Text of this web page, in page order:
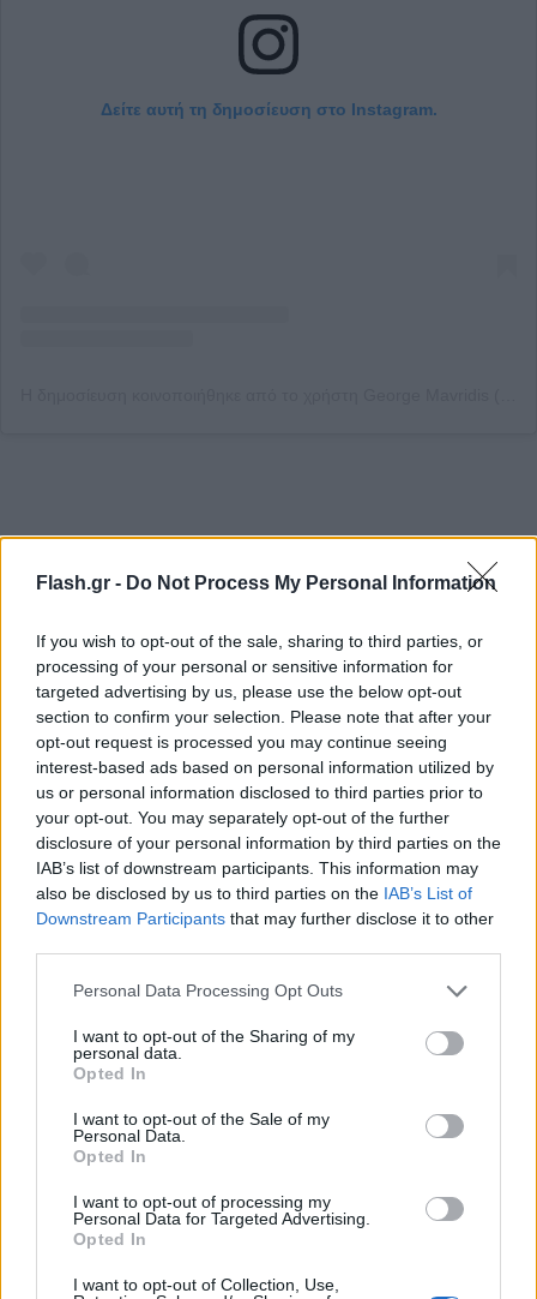
Flash.gr - Do Not Process My Personal Information
If you wish to opt-out of the sale, sharing to third parties, or
processing of your personal or sensitive information for
targeted advertising by us, please use the below opt-out
section to confirm your selection. Please note that after your
opt-out request is processed you may continue seeing
interest-based ads based on personal information utilized by
us or personal information disclosed to third parties prior to
your opt-out. You may separately opt-out of the further
disclosure of your personal information by third parties on the
IAB’s list of downstream participants. This information may
also be disclosed by us to third parties on the IAB’s List of
Downstream Participants that may further disclose it to other
Please note that this website/app uses one or more Google
not limited to your visit or usage behaviour. You may click to
grant or deny consent to Google and its third-party tags to
use your data for below specified purposes in below Google
consent section.
Personal Data Processing Opt Outs
I want to opt-out of the Sharing of my
personal data.
Opted In
I want to opt-out of the Sale of my
Personal Data.
Opted In
I want to opt-out of processing my
Personal Data for Targeted Advertising.
Opted In
I want to opt-out of Collection, Use,
Δείτε αυτή τη δημοσίευση στο Instagram.
για να μην σου κάνω το χατίρι, ήξερα ότι ήταν η
αντίδραση μου για αυτά που έζησα… Δεν περίμενα
ποτέ στην ζωή μου ότι 30 χρόνια μετά θα σου το
έκανα, δεν περίμενα ποτέ ότι θα σκύλιαζα να
κερδίσω για σένα, δεν περίμενα ποτέ ότι θα
παρακαλούσα να ήσουν εδώ να με δεις. Ελπίζω να
με καμάρωσες από εκεί ψηλά και ας ήταν αργά.
Μακάρι σε μια άλλη ζωή να ξαναβρεθούμε και να
μου δώσεις αυτά που πάντα ήθελα σαν παιδί.
Μακάρι σε μια άλλη ζωή να μπορέσεις να δεις τι
σένα ή σημερινή νίκη».
Σε παλιότερη συνέντευξή του, ωστόσο, ο Γιώργος
πατέρα του και τις δυσκολίες που είχαν περάσει ως
οικογένεια.